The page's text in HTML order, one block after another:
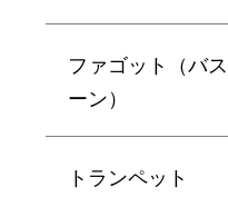
ファゴット（バス
ーン）
トランペット